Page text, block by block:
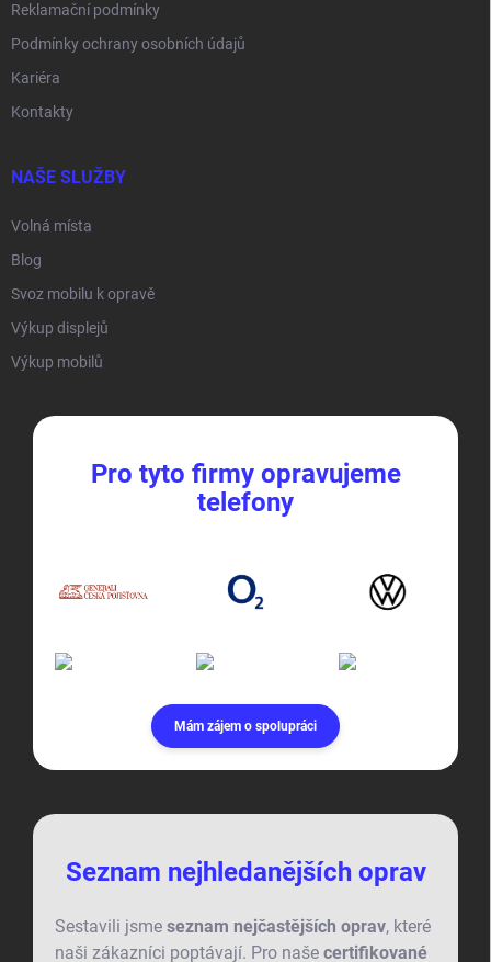
Reklamační podmínky
Podmínky ochrany osobních údajů
Kariéra
Kontakty
NAŠE SLUŽBY
Volná místa
Blog
Svoz mobilu k opravě
Výkup displejů
Výkup mobilů
Pro tyto firmy opravujeme
telefony
Mám zájem o spolupráci
Seznam nejhledanějších oprav
Sestavili jsme seznam nejčastějších oprav, které
naši zákazníci poptávají. Pro naše certifikované